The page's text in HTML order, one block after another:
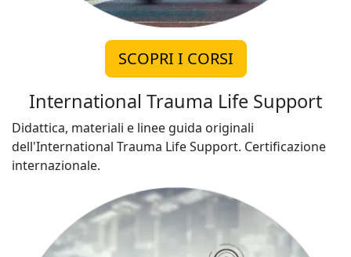
SCOPRI I CORSI
International Trauma Life Support
Didattica, materiali e linee guida originali
dell'International Trauma Life Support. Certificazione
internazionale.